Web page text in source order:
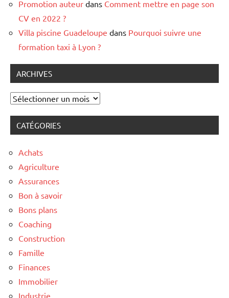
Promotion auteur dans Comment mettre en page son
CV en 2022 ?
Villa piscine Guadeloupe dans Pourquoi suivre une
formation taxi à Lyon ?
ARCHIVES
Archives
CATÉGORIES
Achats
Agriculture
Assurances
Bon à savoir
Bons plans
Coaching
Construction
Famille
Finances
Immobilier
Industrie